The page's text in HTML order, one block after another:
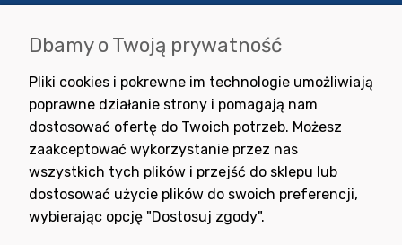
Wyrażam zgodę na otrzymywanie newslettera z inspiracjami,
nowościami i promocjami.
Potrzebujesz pomocy
Dbamy o Twoją prywatność
Pliki cookies i pokrewne im technologie umożliwiają
poprawne działanie strony i pomagają nam
dostosować ofertę do Twoich potrzeb. Możesz
zaakceptować wykorzystanie przez nas
wszystkich tych plików i przejść do sklepu lub
dostosować użycie plików do swoich preferencji,
wybierając opcję "Dostosuj zgody".